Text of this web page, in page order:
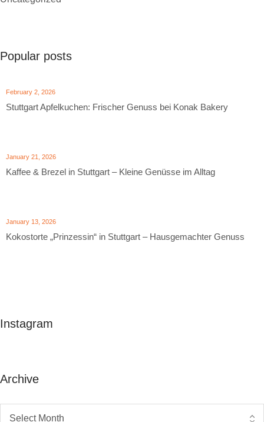
Popular posts
February 2, 2026
Stuttgart Apfelkuchen: Frischer Genuss bei Konak Bakery
January 21, 2026
Kaffee & Brezel in Stuttgart – Kleine Genüsse im Alltag
January 13, 2026
Kokostorte „Prinzessin“ in Stuttgart – Hausgemachter Genuss
Instagram
Archive